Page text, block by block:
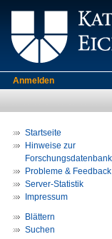
Anmelden
Startseite
Hinweise zur
Forschungsdatenbank
Probleme & Feedback
Server-Statistik
Impressum
Blättern
Suchen